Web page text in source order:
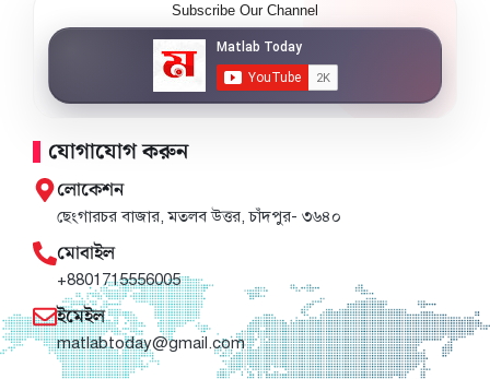
Subscribe Our Channel
যোগাযোগ করুন
লোকেশন
ছেংগারচর বাজার, মতলব উত্তর, চাঁদপুর- ৩৬৪০
মোবাইল
+8801715556005
ইমেইল
matlabtoday@gmail.com